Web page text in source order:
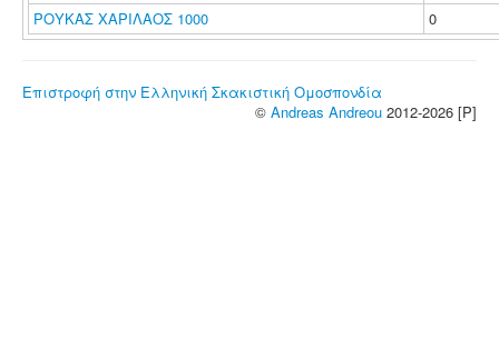
ΡΟΥΚΑΣ ΧΑΡΙΛΑΟΣ 1000
0
Επιστροφή στην Ελληνική Σκακιστική Ομοσπονδία
© Andreas Andreou 2012-2026 [P]